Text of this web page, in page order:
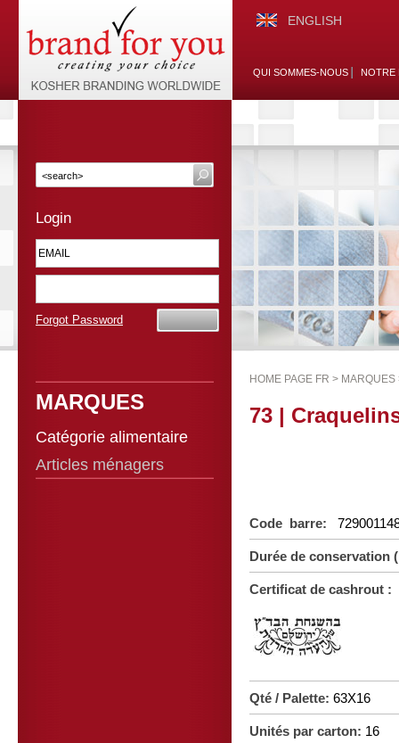
ENGLISH
QUI SOMMES-NOUS NOTRE
Login
Forgot Password
MARQUES
Catégorie alimentaire
Articles ménagers
HOME PAGE FR > MARQUES
73 |
Code barre:
Durée de
Certificat de cashrout :
Qté / Palette: 63X16
Unités par carton: 16